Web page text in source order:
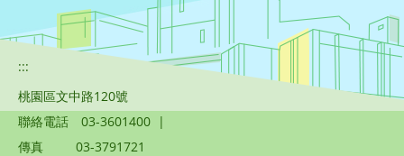
:::
桃園區文中路120號
聯絡電話
03-3601400 |
傳真
03-3791721